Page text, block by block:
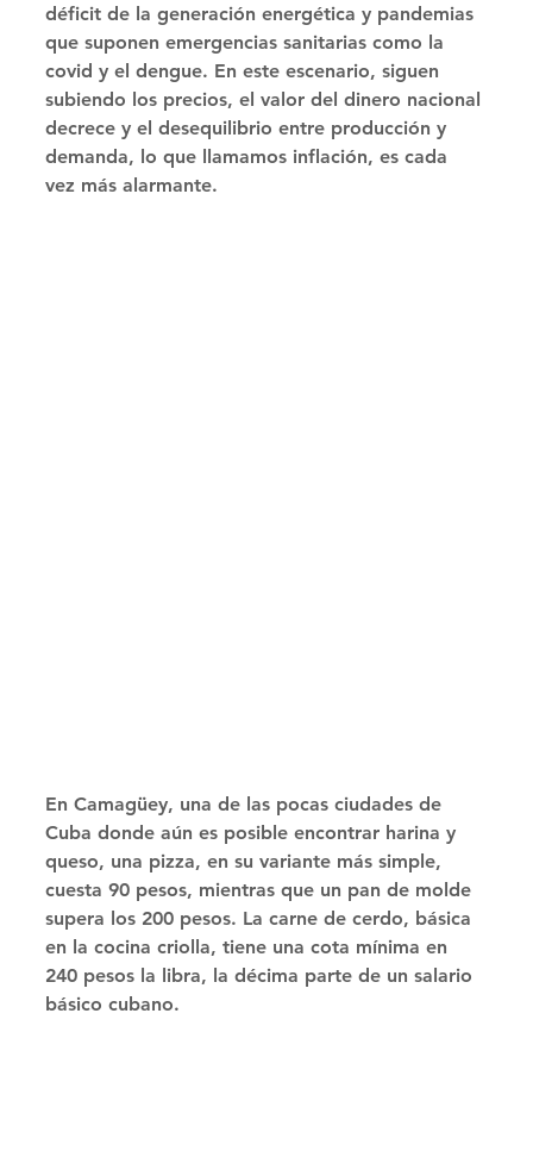
déficit de la generación energética y pandemias
que suponen emergencias sanitarias como la
covid y el dengue. En este escenario, siguen
subiendo los precios, el valor del dinero nacional
decrece y el desequilibrio entre producción y
demanda, lo que llamamos inflación, es cada
vez más alarmante.
En Camagüey, una de las pocas ciudades de
Cuba donde aún es posible encontrar harina y
queso, una pizza, en su variante más simple,
cuesta 90 pesos, mientras que un pan de molde
supera los 200 pesos. La carne de cerdo, básica
en la cocina criolla, tiene una cota mínima en
240 pesos la libra, la décima parte de un salario
básico cubano.